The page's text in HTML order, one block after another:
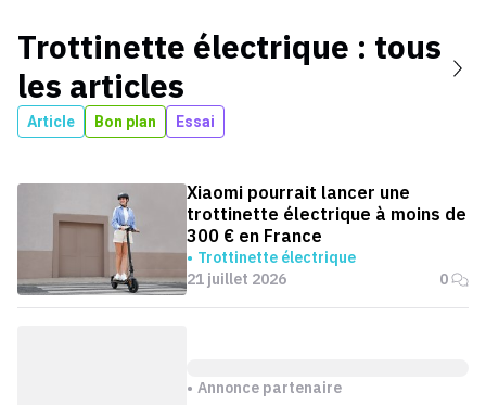
Trottinette électrique : tous
les articles
Article Bon plan Essai
Xiaomi pourrait lancer une
trottinette électrique à moins de
300 € en France
Trottinette électrique
21 juillet 2026
0
Annonce partenaire